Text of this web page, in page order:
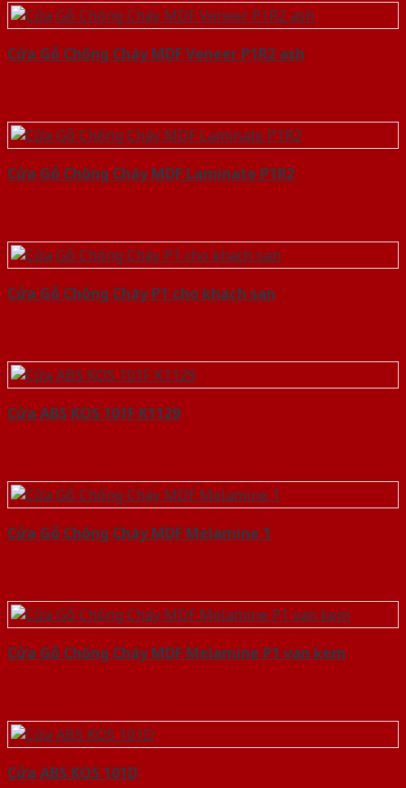
Cửa Gỗ Chống Cháy MDF Veneer P1R2 ash
Cửa Gỗ Chống Cháy MDF Laminate P1R2
Cửa Gỗ Chống Cháy P1 cho khach san
Cửa ABS KOS 101F K1129
Cửa Gỗ Chống Cháy MDF Melamine 1
Cửa Gỗ Chống Cháy MDF Melamine P1 van kem
Cửa ABS KOS 101D